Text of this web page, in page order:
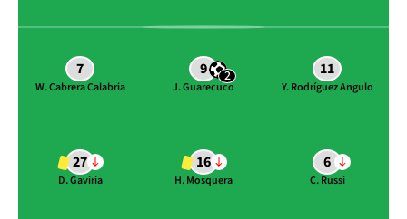
6
C. Russi
16
H. Mosquera
27
D. Gaviria
11
Y. Rodríguez Angulo
9 2
J. Guarecuco
7
W. Cabrera Calabria